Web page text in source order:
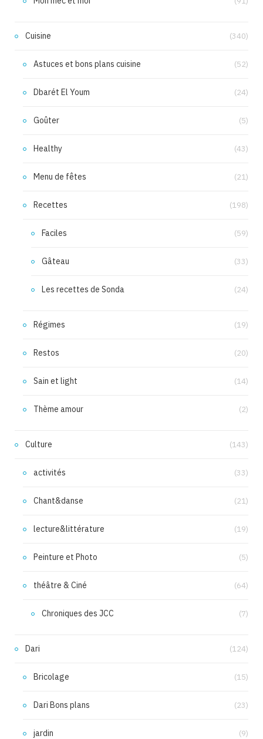
Cuisine (340)
Astuces et bons plans cuisine (52)
Dbarét El Youm (24)
Goûter (5)
Healthy (43)
Menu de fêtes (21)
Recettes (198)
Faciles (59)
Gâteau (33)
Les recettes de Sonda (24)
Régimes (19)
Restos (20)
Sain et light (14)
Thème amour (2)
Culture (143)
activités (33)
Chant&danse (21)
lecture&littérature (19)
Peinture et Photo (5)
théâtre & Ciné (64)
Chroniques des JCC (7)
Dari (124)
Bricolage (15)
Dari Bons plans (23)
jardin (9)